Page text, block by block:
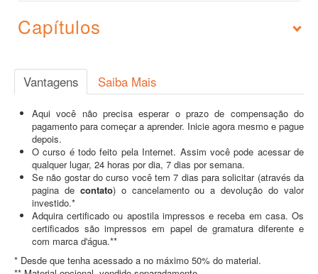
Capítulos
Vantagens Saiba Mais
Aqui você não precisa esperar o prazo de compensação do
pagamento para começar a aprender. Inicie agora mesmo e pague
depois.
O curso é todo feito pela Internet. Assim você pode acessar de
qualquer lugar, 24 horas por dia, 7 dias por semana.
Se não gostar do curso você tem 7 dias para solicitar (através da
pagina de contato) o cancelamento ou a devolução do valor
investido.*
Adquira certificado ou apostila impressos e receba em casa. Os
certificados são impressos em papel de gramatura diferente e
com marca d'água.**
* Desde que tenha acessado a no máximo 50% do material.